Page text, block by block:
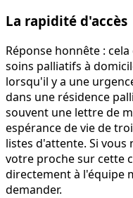
La rapidité d'accès
Réponse honnête :
soins palliatifs à
lorsqu'il y a une
dans une résidence
souvent une lettre de
espérance de vie de
listes d'attente. Si vous
votre proche sur cette
directement à l'équipe
demander.